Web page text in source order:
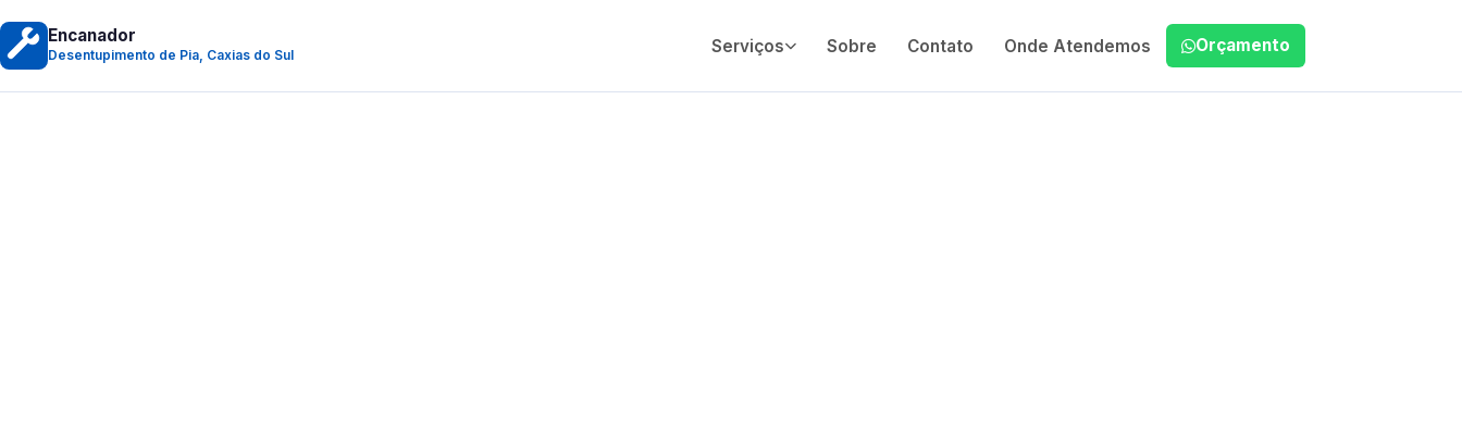
Encanador
Desentupimento de Pia, Caxias do Sul Serviços Sobre Contato Onde Atendemos Orçamento